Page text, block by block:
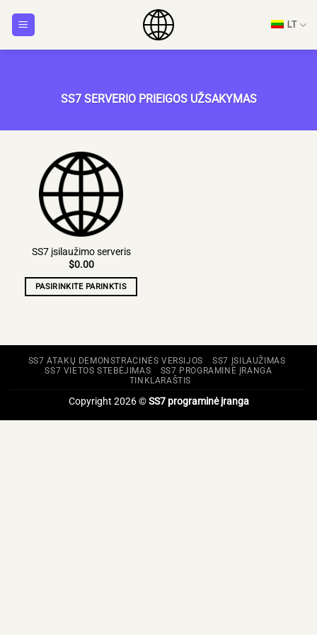
LT
SS7 SERVERIO PRIEIGOS UŽSAKYMAS
SS7 įsilaužimo serveris
$0.00
PASIRINKITE PARINKTIS
SS7 ATAKŲ DEMONSTRACINĖS VERSIJOS
SS7 ĮSILAUŽIMAS
SS7 VIETOS STEBĖJIMAS
SS7 PROGRAMINĖ ĮRANGA
TINKLARAŠTIS
Copyright 2026 ©SS7 programinė įranga